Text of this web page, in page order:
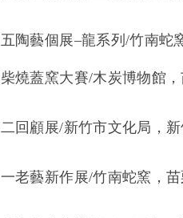
陶藝個展–龍系列/竹南蛇
燒蓋窯大賽/木炭博物館
回顧展/新竹市文化局，
老藝新作展/竹南蛇窯，